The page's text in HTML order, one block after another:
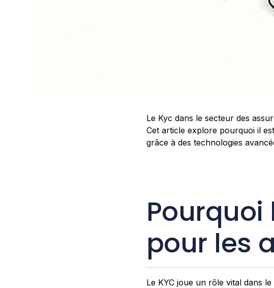
Le Kyc dans le secteur des
Cet article explore pourquoi il
grâce à des technologies
Pourquoi
pour les
Le KYC joue un rôle vital dans